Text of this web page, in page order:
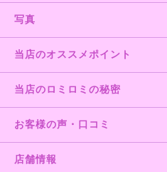
写真
当店のオススメポイント
当店のロミロミの秘密
お客様の声・口コミ
店舗情報